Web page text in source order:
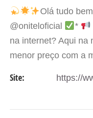
Olá tudo
@oniteloficial
*
na internet? Aqui na
menor preço com a
Site: https://